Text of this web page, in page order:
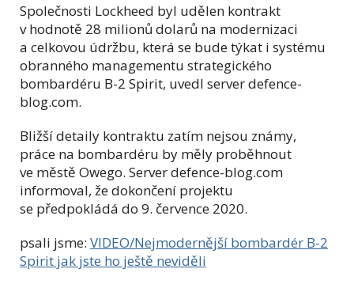
Společnosti Lockheed byl udělen kontrakt
v hodnotě 28 milionů dolarů na modernizaci
a celkovou údržbu, která se bude týkat i systému
obranného managementu strategického
bombardéru B-2 Spirit, uvedl server defence-
blog.com.
Bližší detaily kontraktu zatím nejsou známy,
práce na bombardéru by měly proběhnout
ve městě Owego. Server defence-blog.com
informoval, že dokončení projektu
se předpokládá do 9. července 2020.
psali jsme: VIDEO/Nejmodernější bombardér B-2
Spirit jak jste ho ještě neviděli